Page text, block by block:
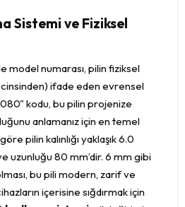
Sistemi ve Fiziksel
model numarası, pilin fiziksel
ifade eden evrensel
kodu, bu pilin projenize
anlamanız için en temel
pilin kalınlığı yaklaşık 6.0
uzunluğu 80 mm’dir. 6 mm gibi
bu pili modern, zarif ve
içerisine sığdırmak için